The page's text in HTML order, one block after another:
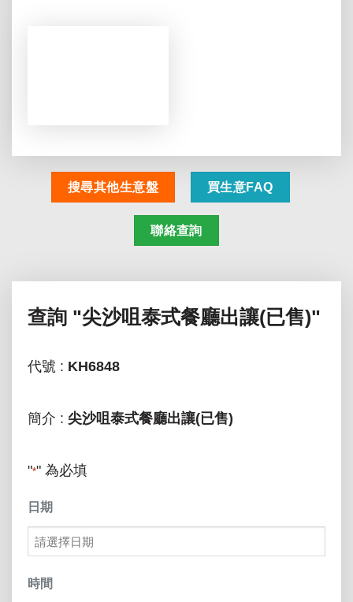
搜尋其他生意盤 買生意FAQ
聯絡查詢
查詢 "尖沙咀泰式餐廳出讓(已售)"
代號 : KH6848
簡介 : 尖沙咀泰式餐廳出讓(已售)
"*" 為必填
日期
MM
slash
時間